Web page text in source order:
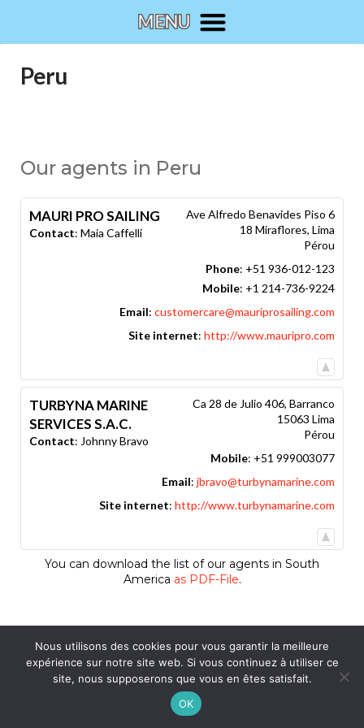
Peru
Our agents in Peru
MAURI PRO SAILING
Contact: Maia Caffelli
Ave Alfredo Benavides Piso 6
18 Miraflores, Lima
Pérou
Phone: +51 936-012-123
Mobile: +1 214-736-9224
Email: customercare@mauriprosailing.com
Site internet: http://www.mauripro.com
TURBYNA MARINE
SERVICES S.A.C.
Contact: JohnnyBravo
Ca 28 de Julio 406, Barranco
15063 Lima
Pérou
Mobile: +51 999003077
Email: jbravo@turbynamarine.com
Site internet: http://www.turbynamarine.com
You can download the list of our agents in South
America as PDF-File.
Nous utilisons des cookies pour vous garantir la meilleure
expérience sur notre site web. Si vous continuez à utiliser ce
site, nous supposerons que vous en êtes satisfait.
OK